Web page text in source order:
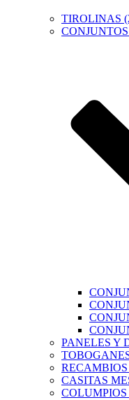
TIROLINAS
PANELES Y
RECAMBIOS
CASITAS
COLUMPIOS